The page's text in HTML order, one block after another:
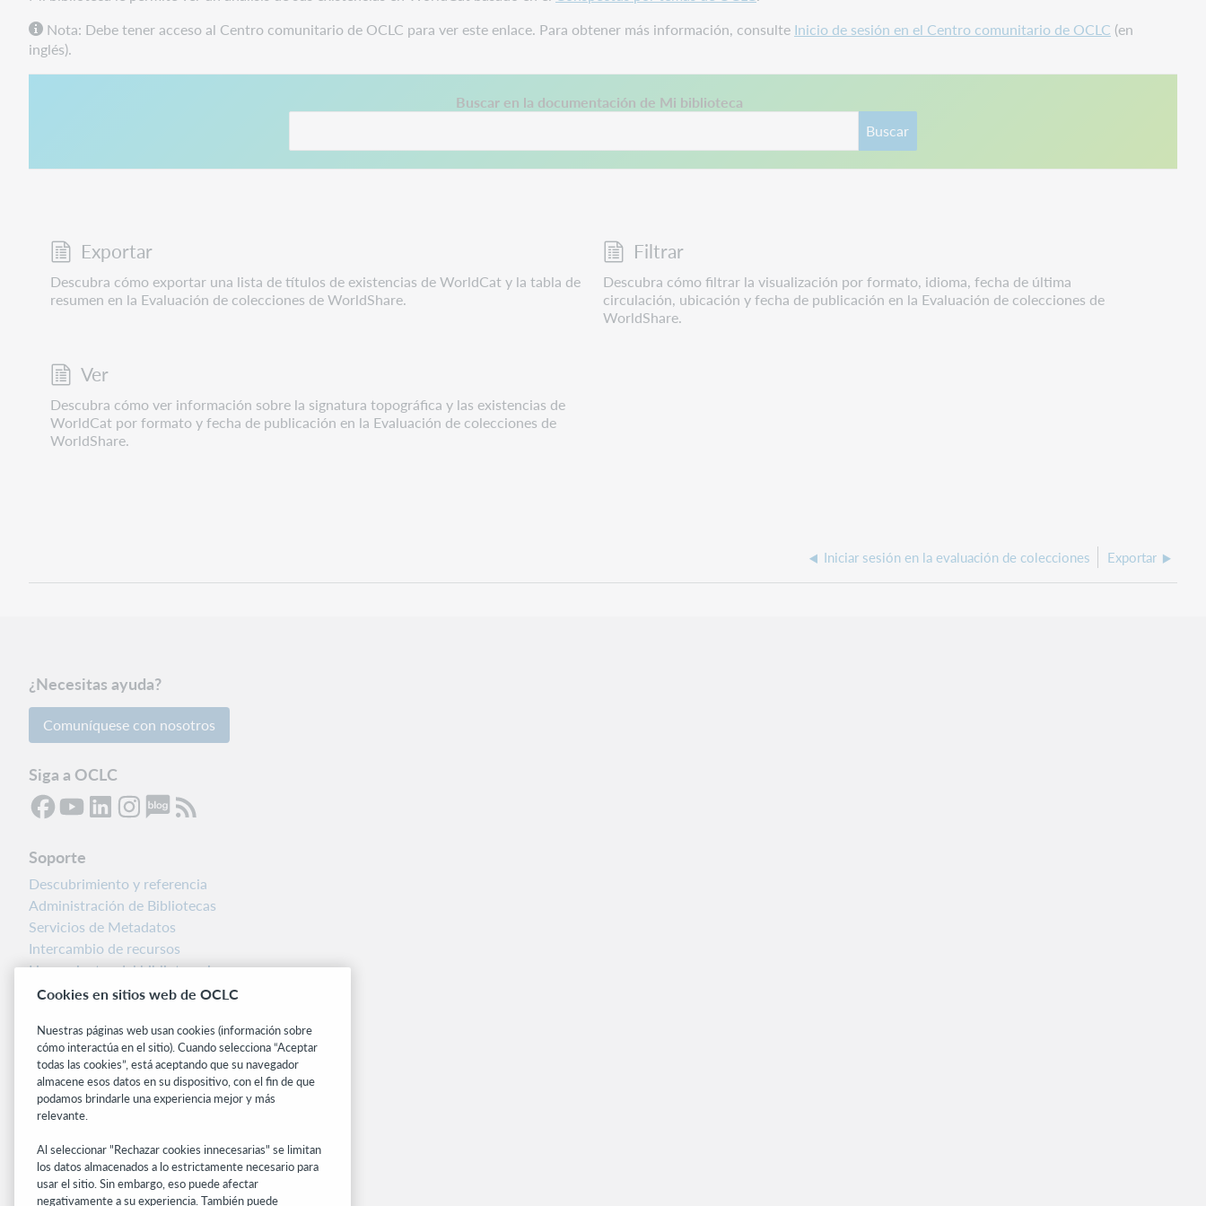
Nota: Debe tener acceso al Centro comunitario de OCLC para ver este enlace. Para obtener más información, consulte Inicio de sesión en el Centro comunitario de OCLC (en
inglés).
Buscar en la documentación de Mi biblioteca
Buscar
Este enlace se abre en una pestaña nueva.
Exportar
Descubra cómo exportar una lista de títulos de existencias de WorldCat y la tabla de
resumen en la Evaluación de colecciones de WorldShare.
Filtrar
Descubra cómo filtrar la visualización por formato, idioma, fecha de última
circulación, ubicación y fecha de publicación en la Evaluación de colecciones de
WorldShare.
Ver
Descubra cómo ver información sobre la signatura topográfica y las existencias de
WorldCat por formato y fecha de publicación en la Evaluación de colecciones de
WorldShare.
Iniciar sesión en la evaluación de colecciones Exportar
¿Necesitas ayuda?
Comuníquese con nosotros
Siga a OCLC
Soporte
Descubrimiento y referencia
Administración de Bibliotecas
Servicios de Metadatos
Intercambio de recursos
Herramientas del bibliotecario
Notas de la versión
Sitios relacionados
OCLC.org
BibFormats
Centro comunitario
Investigación
WebJunction
Red de desarrolladores
Cookies en sitios web de OCLC
Nuestras páginas web usan cookies (información sobre
cómo interactúa en el sitio). Cuando selecciona “Aceptar
todas las cookies”, está aceptando que su navegador
almacene esos datos en su dispositivo, con el fin de que
podamos brindarle una experiencia mejor y más
relevante.
Al seleccionar "Rechazar cookies innecesarias" se limitan
los datos almacenados a lo estrictamente necesario para
usar el sitio. Sin embargo, eso puede afectar
negativamente a su experiencia. También puede